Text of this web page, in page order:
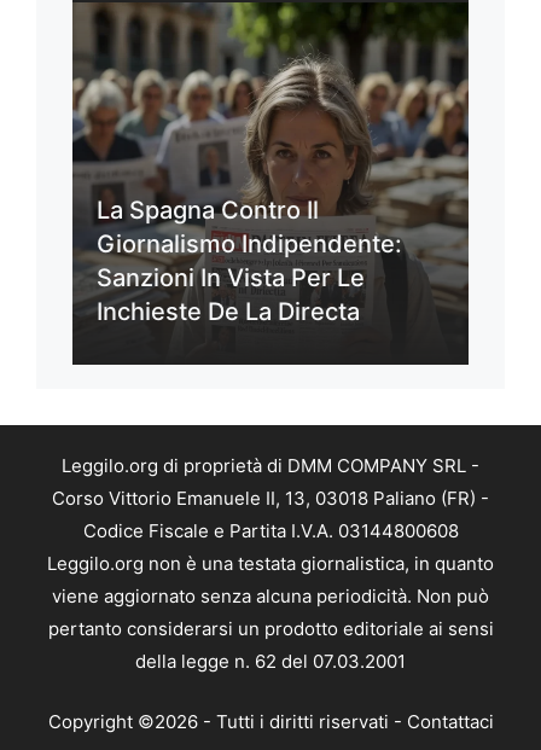
La Spagna Contro Il
Giornalismo Indipendente:
Sanzioni In Vista Per Le
Inchieste De La Directa
Leggilo.org di proprietà di DMM COMPANY SRL -
Corso Vittorio Emanuele II, 13, 03018 Paliano (FR) -
Codice Fiscale e Partita I.V.A. 03144800608
Leggilo.org non è una testata giornalistica, in quanto
viene aggiornato senza alcuna periodicità. Non può
pertanto considerarsi un prodotto editoriale ai sensi
della legge n. 62 del 07.03.2001
Copyright ©2026 - Tutti i diritti riservati - Contattaci